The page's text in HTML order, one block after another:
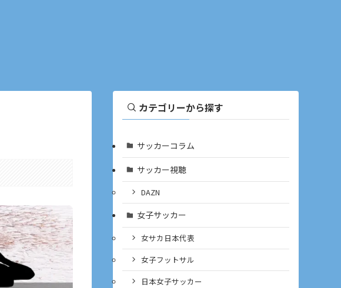
カテゴリーから探す
サッカーコラム
サッカー視聴
DAZN
女子サッカー
女サカ日本代表
女子フットサル
日本女子サッカー